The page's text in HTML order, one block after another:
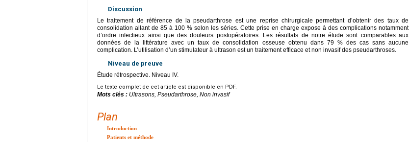
Discussion
Le traitement de référence de la pseudarthrose est une reprise chirurgicale permettant d’obtenir des taux de
consolidation allant de 85 à 100 % selon les séries. Cette prise en charge expose à des complications notamment
d’ordre infectieux ainsi que des douleurs postopératoires. Les résultats de notre étude sont comparables aux
données de la littérature avec un taux de consolidation osseuse obtenu dans 79 % des cas sans aucune
complication. L’utilisation d’un stimulateur à ultrason est un traitement efficace et non invasif des pseudarthroses.
Niveau de preuve
Étude rétrospective. Niveau IV.
Le texte complet de cet article est disponible en PDF.
Mots clés : Ultrasons, Pseudarthrose, Non invasif
Plan
Introduction
Patients et méthode